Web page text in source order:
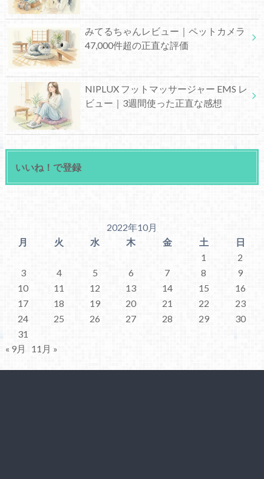
みてるちゃんレビュー｜ペットカメラ
47,000件超の正直な評価
NIPLUX フットマッサージャー EMS レ
ビュー｜3週間使った正直な感想
いいね！で登録
2022年10月
月
火 水 木 金 土
日
1
2
3
4 5 6 7 8
9
10
11 12 13 14 15
16
17
18 19 20 21 22
23
24
25 26 27 28 29
30
31
« 9月
11月 »